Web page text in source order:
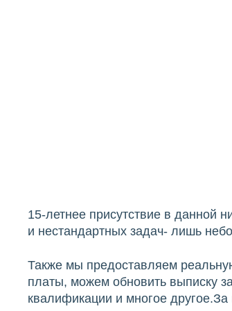
15-летнее присутствие в данной
и нестандартных задач- лишь
Также мы предоставляем
платы, можем обновить выписку
квалификации и многое